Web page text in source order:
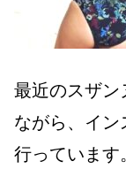
最近のスザン
ながら、イン
行っています